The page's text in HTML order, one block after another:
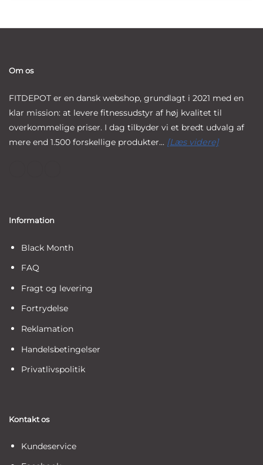
Om os
FITDEPOT er en dansk webshop, grundlagt i 2021 med en
klar mission: at levere fitnessudstyr af høj kvalitet til
overkommelige priser. I dag tilbyder vi et bredt udvalg af
mere end 1.500 forskellige produkter... [Læs videre]
Information
Black Month
FAQ
Fragt og levering
Fortrydelse
Reklamation
Handelsbetingelser
Privatlivspolitik
Kontakt os
Kundeservice